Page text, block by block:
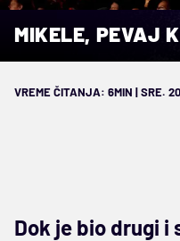
MIKELE, PEVAJ
VREME ČITANJA: 6MIN | SRE.
Dok je bio drugi i